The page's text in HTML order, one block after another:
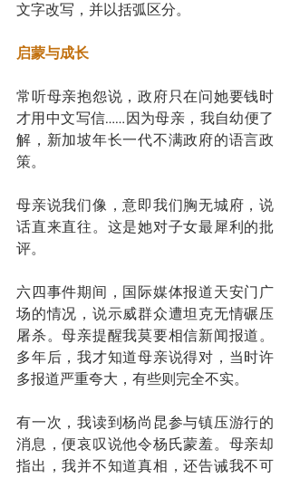
文字改写，并以括弧区分。
启蒙与成长
常听母亲抱怨说，政府只在问她要钱时
才用中文写信……因为母亲，我自幼便了
解，新加坡年长一代不满政府的语言政
策。
母亲说我们像，意即我们胸无城府，说
话直来直往。这是她对子女最犀利的批
评。
六四事件期间，国际媒体报道天安门广
场的情况，说示威群众遭坦克无情碾压
屠杀。母亲提醒我莫要相信新闻报道。
多年后，我才知道母亲说得对，当时许
多报道严重夸大，有些则完全不实。
有一次，我读到杨尚昆参与镇压游行的
消息，便哀叹说他令杨氏蒙羞。母亲却
指出，我并不知道真相，还告诫我不可